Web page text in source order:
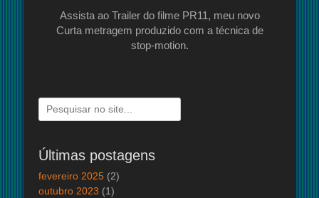
Assista ao Trailer do filme PR11, meu novo
Curta metragem produzido com a técnica de
stop-motion.
Pesquisar
por:
Últimas postagens
fevereiro 2025 (2)
outubro 2023 (1)